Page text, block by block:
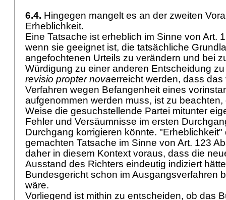
6.4. Hingegen mangelt es an der zweiten
Erheblichkeit.
Eine Tatsache ist erheblich im Sinne von Art.
wenn sie geeignet ist, die tatsächliche
angefochtenen Urteils zu verändern und bei
Würdigung zu einer anderen Entscheidung
revisio propter novaerreicht werden, dass
Verfahren wegen Befangenheit eines
aufgenommen werden muss, ist zu
Weise die gesuchstellende Partei mitunter
Fehler und Versäumnisse im ersten
Durchgang korrigieren könnte. "Erheblichkeit"
gemachten Tatsache im Sinne von Art. 123
daher in diesem Kontext voraus, dass die
Ausstand des Richters eindeutig indiziert
Bundesgericht schon im Ausgangsverfahren
wäre.
Vorliegend ist mithin zu entscheiden, ob das